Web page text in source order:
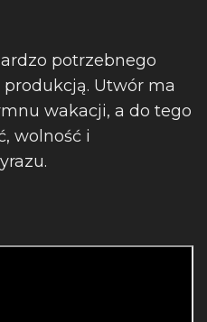
potrzebnego
Utwór ma
wakacji, a do tego
wolność i